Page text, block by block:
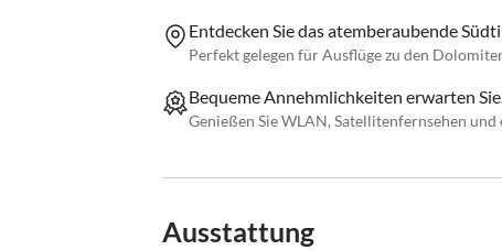
Entdecken Sie das atemberaubende
Perfekt gelegen für Ausflüge zu den
Bequeme Annehmlichkeiten erwarten
Genießen Sie WLAN, Satellitenfernsehen
Ausstattung